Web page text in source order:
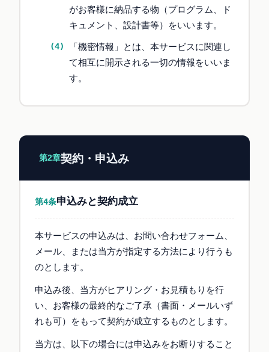
がお客様に納品する物（プログラム、ド
キュメント、設計書等）をいいます。
「機密情報」とは、本サービスに関連し
て相互に開示される一切の情報をいいま
す。
第2章契約・申込み
第4条申込みと契約成立
本サービスの申込みは、お問い合わせフォーム、
メール、または当方が指定する方法により行うも
のとします。
申込み後、当方がヒアリング・お見積もりを行
い、お客様の最終的なご了承（書面・メールいず
れも可）をもって契約が成立するものとします。
当方は、以下の場合には申込みをお断りすること